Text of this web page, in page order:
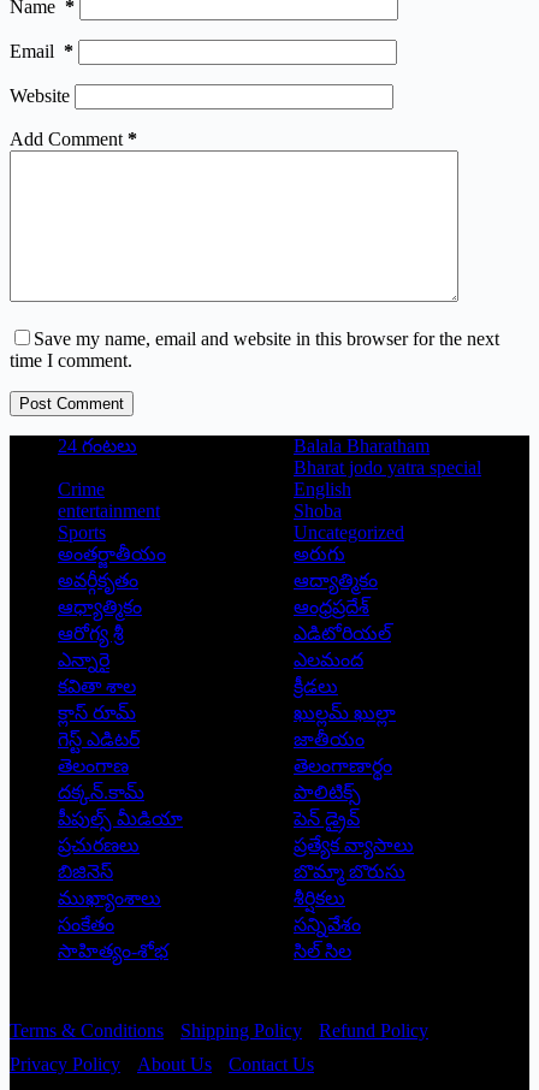
Name *
Email *
Website
Add Comment *
Save my name, email and website in this browser for the next
time I comment.
Post Comment
24 గంటలు
Balala Bharatham
Bharat jodo yatra special
Crime
English
entertainment
Shoba
Sports
Uncategorized
అంతర్జాతీయం
అరుగు
అవర్గీకృతం
ఆద్యాత్మికం
ఆధ్యాత్మికం
ఆంధ్రప్రదేశ్
ఆరోగ్య శ్రీ
ఎడిటోరియల్
ఎన్నారై
ఎలమంద
కవితా శాల
క్రీడలు
క్లాస్ రూమ్
ఖుల్లమ్ ఖుల్లా
గెస్ట్ ఎడిటర్
జాతీయం
తెలంగాణ
తెలంగాణార్థం
దక్కన్.కామ్
పాలిటిక్స్
పీపుల్స్ ‌మీడియా
పెన్ డ్రైవ్
ప్రచురణలు
ప్రత్యేక వ్యాసాలు
బిజినెస్
బొమ్మా బొరుసు
ముఖ్యాంశాలు
శీర్షికలు
సంకేతం
సన్నివేశం
సాహిత్యం-శోభ
సిల్ సిల
Terms & Conditions Shipping Policy
Refund Policy
Privacy Policy
About Us Contact Us